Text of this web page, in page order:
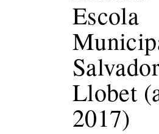
Escola
Salvador
Llobet
2017)